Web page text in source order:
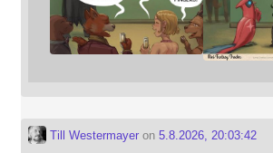
Till Westermayeron 5.8.2026, 20:03:42